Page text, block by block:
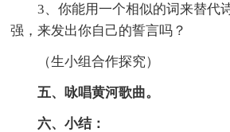
3、你能用一个相似的词来替代
强，来发出你自己的誓言吗？
（生小组合作探究）
五、咏唱黄河歌曲。
六、小结：